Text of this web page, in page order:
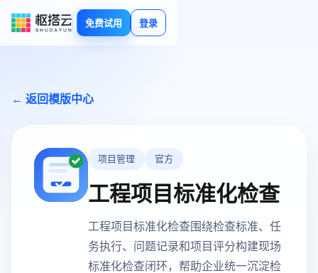
免费试用 登录
← 返回模版中心
项目管理 官方
工程项目标准化检查
工程项目标准化检查围绕检查标准、任
务执行、问题记录和项目评分构建现场
标准化检查闭环，帮助企业统一沉淀检